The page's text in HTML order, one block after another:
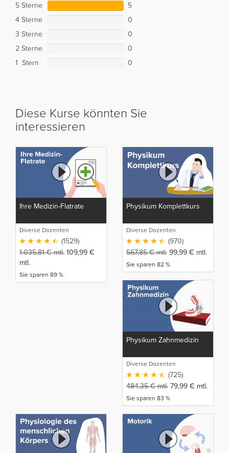
5 Sterne
5
4 Sterne
0
3 Sterne
0
2 Sterne
0
1 Stern
0
Diese Kurse könnten Sie
interessieren
Ihre Medizin-Flatrate
Diverse Dozenten
(1529)
1.035,81€mtl. 109,99 €
mtl.
Sie sparen 89 %
Physikum Komplettkurs
Diverse Dozenten
(970)
567,85€mtl. 99,99 € mtl.
Sie sparen 82 %
Physikum Zahnmedizin
Diverse Dozenten
(725)
484,35€mtl. 79,99 € mtl.
Sie sparen 83 %